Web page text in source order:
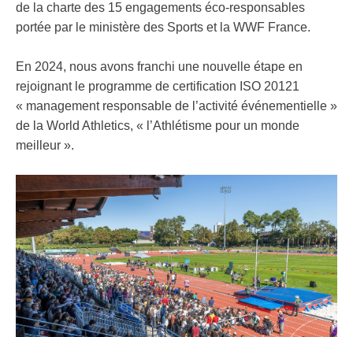
de la charte des 15 engagements éco-responsables
portée par le ministère des Sports et la WWF France.
En 2024, nous avons franchi une nouvelle étape en
rejoignant le programme de certification ISO 20121
« management responsable de l’activité événementielle »
de la World Athletics, « l’Athlétisme pour un monde
meilleur ».